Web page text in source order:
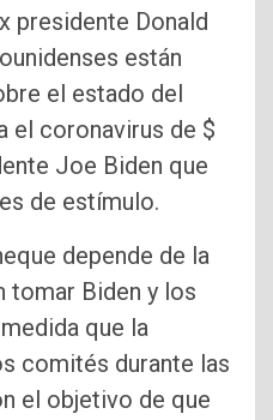
presidente Donald
están
el estado del
el coronavirus de $
Joe Biden que
de estímulo.
depende de la
tomar Biden y los
que la
comités durante las
el objetivo de que